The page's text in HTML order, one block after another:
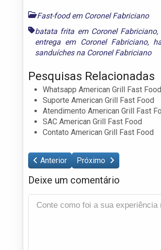
Fast-food em Coronel Fabriciano
batata frita em Coronel Fabriciano,
entrega em Coronel Fabriciano,
sanduíches na Coronel Fabriciano
Pesquisas Relacionadas
Whatsapp American Grill Fast Food
Suporte American Grill Fast Food
Atendimento American Grill Fast
SAC American Grill Fast Food
Contato American Grill Fast Food
Anterior Próximo
Deixe um comentário